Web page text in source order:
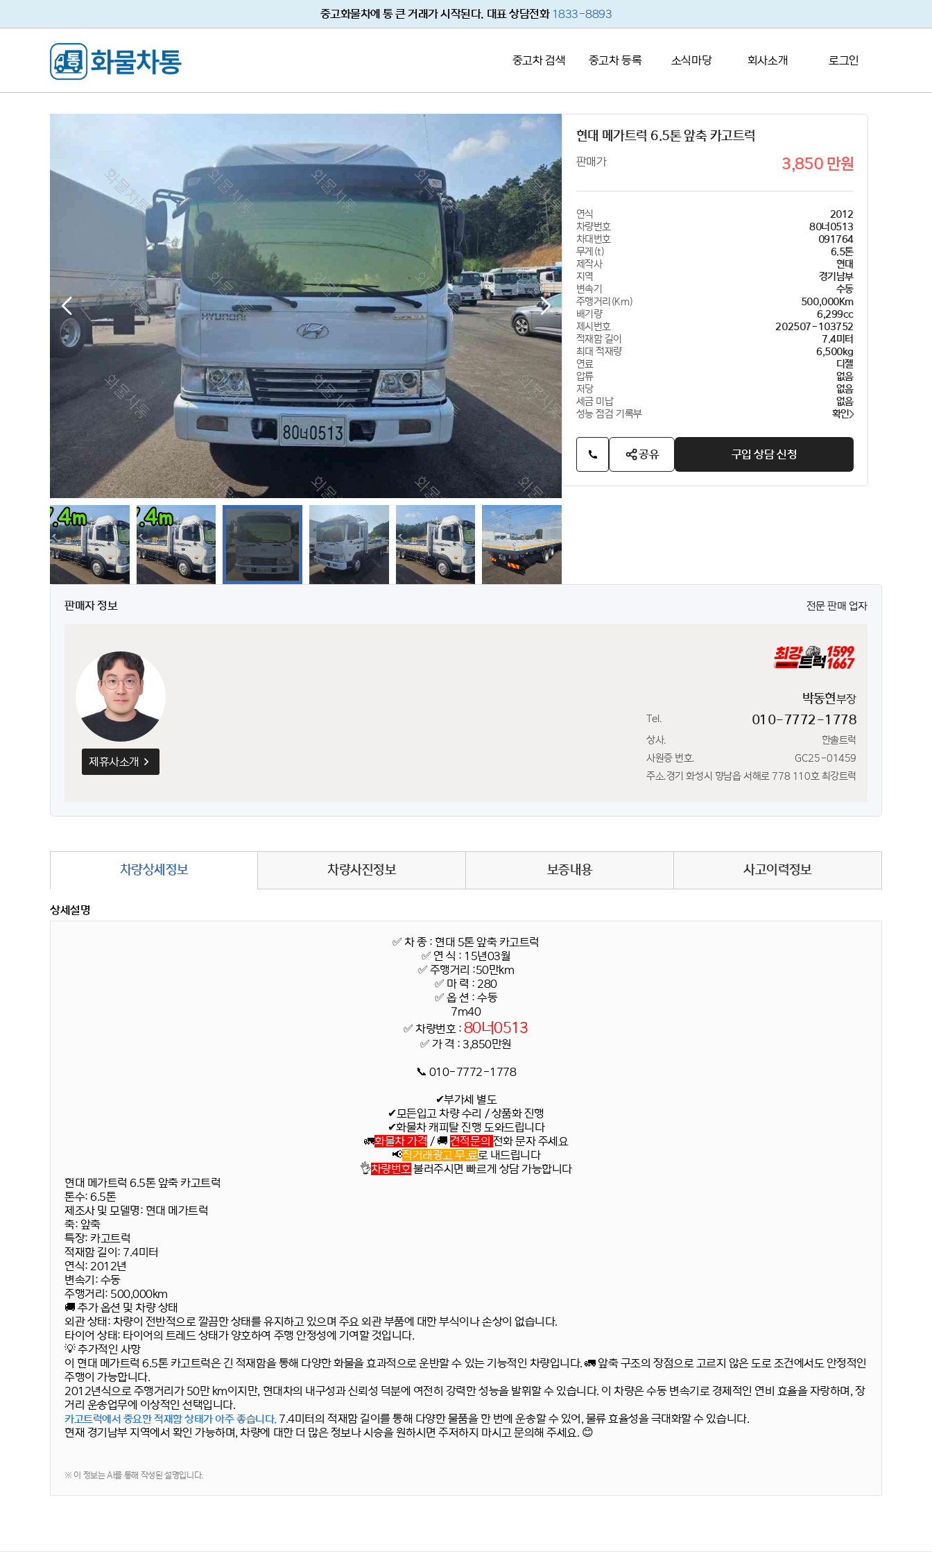
중고화물차에 통 큰 거래가 시작된다. 대표 상담전화 1833-8893
중고차 검색 중고차 등록 소식마당 회사소개 로그인
현대 메가트럭 6.5톤 앞축 카고트럭
판매가 3,850 만원
연식
2012
차량번호
80너0513
차대번호
091764
무게(t)
6.5톤
제작사
현대
지역
경기남부
변속기
수동
주행거리(Km)
500,000Km
배기량
6,299cc
제시번호
202507-103752
적재함 길이
7.4미터
최대 적재량
6,500kg
연료
디젤
압류
없음
저당
없음
세금 미납
없음
성능 점검 기록부
확인
공유 구입 상담 신청
판매자 정보 전문 판매 업자
제휴사소개
박동현부장
Tel. 010-7772-1778
상사.
한솔트럭
사원증 번호.
GC25-01459
주소.경기 화성시 향남읍 서해로 778 110호 최강트럭
차량상세정보 차량사진정보 보증내용 사고이력정보
상세설명
✅ 차 종 : 현대 5톤 앞축 카고트럭
✅ 연 식 : 15년03월
✅ 주행거리 :50만km
✅ 마 력 : 280
✅ 옵 션 : 수동
7m40
✅ 차량번호 :80너0513
✅가 격 : 3,850만원
📞 010-7772-1778
✔부가세 별도
✔모든입고 차량 수리 / 상품화 진행
✔화물차 캐피탈 진행 도와드립니다
🚛화물차 가격 / 🚚 견적문의 전화 문자 주세요
📢직거래광고 무.료 로 내드립니다
👌차량번호 불러주시면 빠르게 상담 가능합니다
현대 메가트럭 6.5톤 앞축 카고트럭
톤수: 6.5톤
제조사 및 모델명: 현대 메가트럭
축: 앞축
특장: 카고트럭
적재함 길이: 7.4미터
연식: 2012년
변속기: 수동
주행거리: 500,000km
🚚 추가 옵션 및 차량 상태
외관 상태: 차량이 전반적으로 깔끔한 상태를 유지하고 있으며 주요 외관 부품에 대한 부식이나 손상이 없습니다.
타이어 상태: 타이어의 트레드 상태가 양호하여 주행 안정성에 기여할 것입니다.
💡 추가적인 사항
이 현대 메가트럭 6.5톤 카고트럭은 긴 적재함을 통해 다양한 화물을 효과적으로 운반할 수 있는 기능적인 차량입니다. 🚛 앞축 구조의 장점으로 고르지 않은 도로 조건에서도 안정적인
주행이 가능합니다.
2012년식으로 주행거리가 50만 km이지만, 현대차의 내구성과 신뢰성 덕분에 여전히 강력한 성능을 발휘할 수 있습니다. 이 차량은 수동 변속기로 경제적인 연비 효율을 자랑하며, 장
거리 운송업무에 이상적인 선택입니다.
카고트럭에서 중요한 적재함 상태가 아주 좋습니다. 7.4미터의 적재함 길이를 통해 다양한 물품을 한 번에 운송할 수 있어, 물류 효율성을 극대화할 수 있습니다.
현재 경기남부 지역에서 확인 가능하며, 차량에 대한 더 많은 정보나 시승을 원하시면 주저하지 마시고 문의해 주세요. 😊
※ 이 정보는 AI를 통해 작성된 설명입니다.